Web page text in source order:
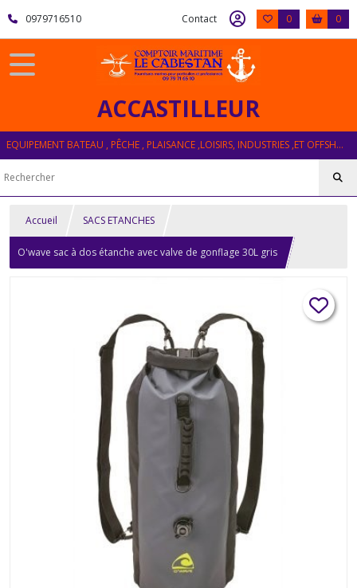
0979716510 Contact 0 0
ACCASTILLEUR
EQUIPEMENT BATEAU , PÊCHE , PLAISANCE ,LOISIRS, INDUSTRIES ,ET OFFSHORE
Accueil SACS ETANCHES
O'wave sac à dos étanche avec valve de gonflage 30L gris